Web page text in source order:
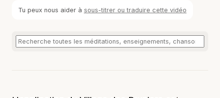
Tu peux nous aider à sous-titrer ou traduire cette vidéo